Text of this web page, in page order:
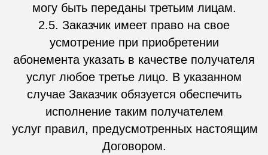
могу быть переданы третьим лицам.
2.5. Заказчик имеет право на свое
усмотрение при приобретении
абонемента указать в качестве получателя
услуг любое третье лицо. В указанном
случае Заказчик обязуется обеспечить
исполнение таким получателем
услуг правил, предусмотренных настоящим
Договором.